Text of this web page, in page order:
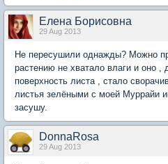
Елена Борисовна
29 Aug 2013
Не пересушили однажды? Можно
растению не хватало влаги и оно
поверхность листа , стало
листья зелёными с моей Муррайи
засушу.
DonnaRosa
29 Aug 2013